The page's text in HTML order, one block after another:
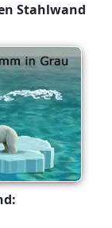
Stahlwand